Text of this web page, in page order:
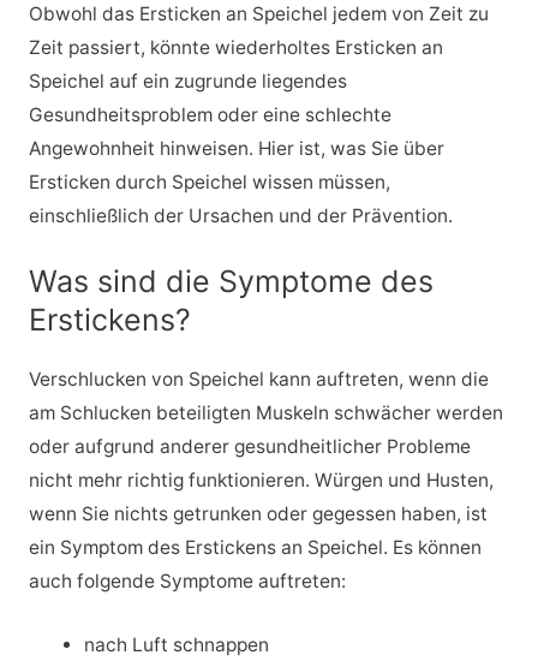
Obwohl das Ersticken an Speichel jedem von Zeit zu
Zeit passiert, könnte wiederholtes Ersticken an
Speichel auf ein zugrunde liegendes
Gesundheitsproblem oder eine schlechte
Angewohnheit hinweisen. Hier ist, was Sie über
Ersticken durch Speichel wissen müssen,
einschließlich der Ursachen und der Prävention.
Was sind die Symptome des
Erstickens?
Verschlucken von Speichel kann auftreten, wenn die
am Schlucken beteiligten Muskeln schwächer werden
oder aufgrund anderer gesundheitlicher Probleme
nicht mehr richtig funktionieren. Würgen und Husten,
wenn Sie nichts getrunken oder gegessen haben, ist
ein Symptom des Erstickens an Speichel. Es können
auch folgende Symptome auftreten:
nach Luft schnappen